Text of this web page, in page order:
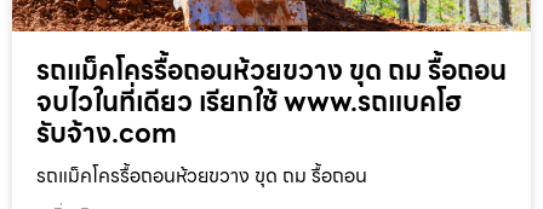
รถแม็คโครรื้อถอนห้วยขวาง ขุด ถม รื้อถอน
จบไวในที่เดียว เรียกใช้ www.รถแบคโฮ
รับจ้าง.com
รถแม็คโครรื้อถอนห้วยขวาง ขุด ถม รื้อถอน